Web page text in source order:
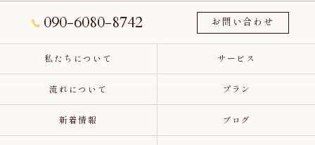
090-6080-8742 お問い合わせ
私たちについて サービス
流れについて プラン
新着情報 ブログ